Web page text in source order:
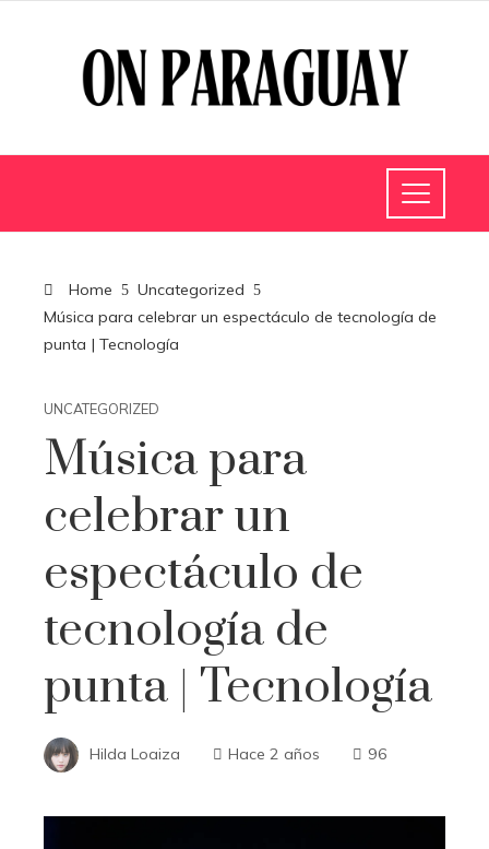
Home
Uncategorized
Música para celebrar un espectáculo de tecnología de
punta | Tecnología
UNCATEGORIZED
Música para
celebrar un
espectáculo de
tecnología de
punta | Tecnología
Hilda Loaiza Hace 2 años 96